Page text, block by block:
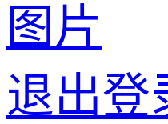
图片
退出登